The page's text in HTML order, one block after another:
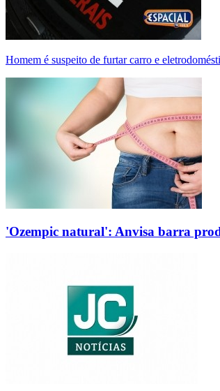
Homem é suspeito de furtar carro e
'Ozempic natural': Anvisa barra